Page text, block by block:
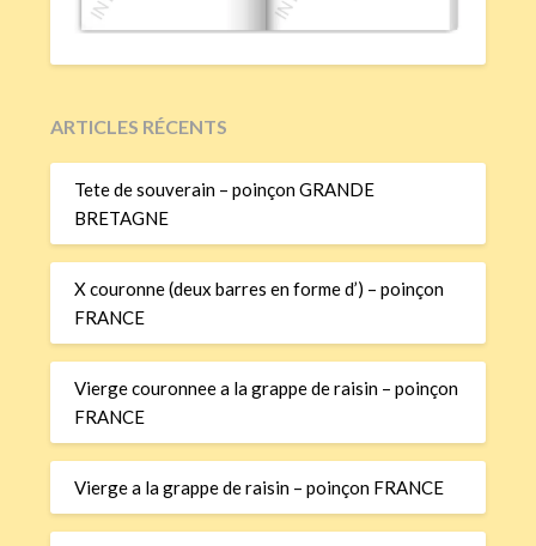
ARTICLES RÉCENTS
Tete de souverain – poinçon GRANDE
BRETAGNE
X couronne (deux barres en forme d’) – poinçon
FRANCE
Vierge couronnee a la grappe de raisin – poinçon
FRANCE
Vierge a la grappe de raisin – poinçon FRANCE